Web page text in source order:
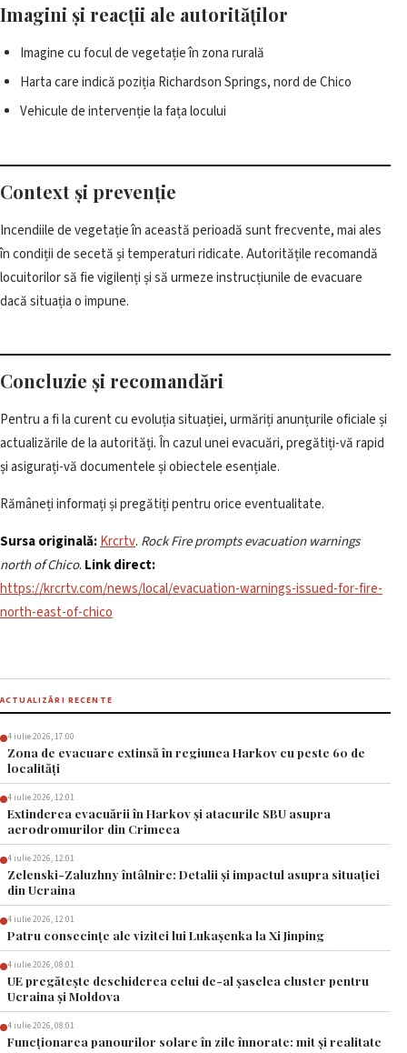
Imagini și reacții ale autorităților
Imagine cu focul de vegetație în zona rurală
Harta care indică poziția Richardson Springs, nord de Chico
Vehicule de intervenție la fața locului
Context și prevenție
Incendiile de vegetație în această perioadă sunt frecvente, mai ales
în condiții de secetă și temperaturi ridicate. Autoritățile recomandă
locuitorilor să fie vigilenți și să urmeze instrucțiunile de evacuare
dacă situația o impune.
Concluzie și recomandări
Pentru a fi la curent cu evoluția situației, urmăriți anunțurile oficiale și
actualizările de la autorități. În cazul unei evacuări, pregătiți-vă rapid
și asigurați-vă documentele și obiectele esențiale.
Rămâneți informați și pregătiți pentru orice eventualitate.
Sursa originală:Krcrtv. Rock Fire prompts evacuation warnings
north of Chico. Link direct:
https://krcrtv.com/news/local/evacuation-warnings-issued-for-fire-
north-east-of-chico
ACTUALIZĂRI RECENTE
4 iulie 2026, 17:00
Zona de evacuare extinsă în regiunea Harkov cu peste 60 de
localități
4 iulie 2026, 12:01
Extinderea evacuării în Harkov și atacurile SBU asupra
aerodromurilor din Crimeea
4 iulie 2026, 12:01
Zelenski-Zaluzhny întâlnire: Detalii și impactul asupra situației
din Ucraina
4 iulie 2026, 12:01
Patru consecințe ale vizitei lui Lukașenka la Xi Jinping
4 iulie 2026, 08:01
UE pregătește deschiderea celui de-al șaselea cluster pentru
Ucraina și Moldova
4 iulie 2026, 08:01
Funcționarea panourilor solare în zile înnorate: mit și realitate